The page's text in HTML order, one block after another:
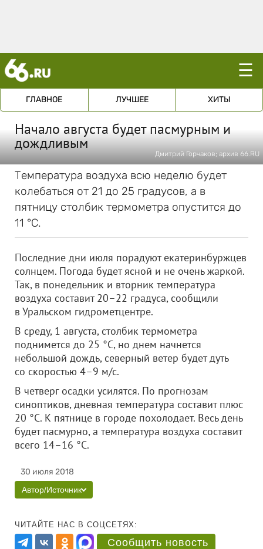
☰
ГЛАВНОЕ ЛУЧШЕЕ ХИТЫ
Начало августа будет пасмурным и
дождливым
Дмитрий Горчаков; архив 66.RU
Температура воздуха всю неделю будет
колебаться от 21 до 25 градусов, а в
пятницу столбик термометра опустится до
11 °C.
Последние дни июля порадуют екатеринбуржцев
солнцем. Погода будет ясной и не очень жаркой.
Так, в понедельник и вторник температура
воздуха составит 20–22 градуса, сообщили
в Уральском гидрометцентре.
В среду, 1 августа, столбик термометра
поднимется до 25 °C, но днем начнется
небольшой дождь, северный ветер будет дуть
со скоростью 4–9 м/с.
В четверг осадки усилятся. По прогнозам
синоптиков, дневная температура составит плюс
20 °C. К пятнице в городе похолодает. Весь день
будет пасмурно, а температура воздуха составит
всего 14–16 °C.
30 июля 2018
Автор/Источник
ЧИТАЙТЕ НАС В СОЦСЕТЯХ:
Сообщить новость